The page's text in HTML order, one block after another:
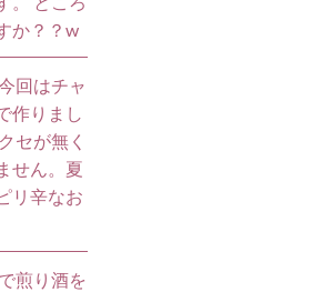
か？？w
回はチャ
作りまし
セが無く
せん。夏
リ辛なお
煎り酒を